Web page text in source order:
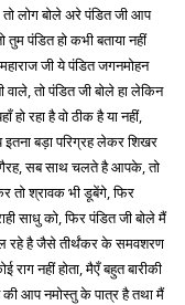
तो लोग बोले अरे पंडित जी आप
पंडित हो कभी बताया नहीं
जी ये पंडित जगनमोहन
तो पंडित जी बोले हा लेकिन
रहा है वो ठीक है या नहीं,
बड़ा परिग्रह लेकर शिखर
सब साथ चलते है आपके, तो
तो श्रावक भी डूबेंगे, फिर
साधु को, फिर पंडित जी बोले मैं
रहे है जैसे तीर्थंकर के समवशरण
नहीं होता, मैएँ बहुत बारीकी
आप नमोस्तु के पात्र है तथा मैं